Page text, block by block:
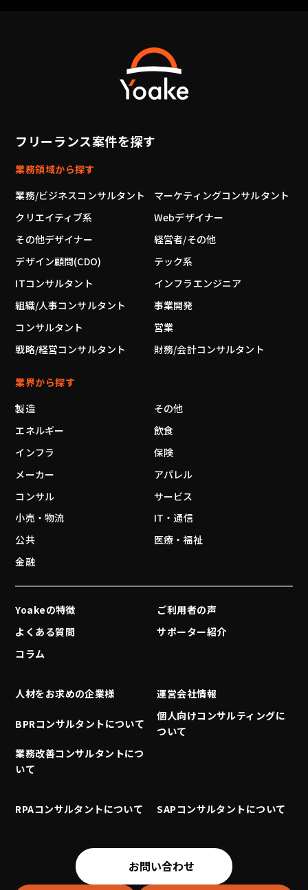
フリーランス案件を探す
業務領域から探す
業務/ビジネスコンサルタント
マーケティングコンサルタント
クリエイティブ系
Webデザイナー
その他デザイナー
経営者/その他
デザイン顧問(CDO)
テック系
ITコンサルタント
インフラエンジニア
組織/人事コンサルタント
事業開発
コンサルタント
営業
戦略/経営コンサルタント
財務/会計コンサルタント
業界から探す
製造
その他
エネルギー
飲食
インフラ
保険
メーカー
アパレル
コンサル
サービス
小売・物流
IT・通信
公共
医療・福祉
金融
Yoakeの特徴
ご利用者の声
よくある質問
サポーター紹介
コラム
人材をお求めの企業様 運営会社情報
BPRコンサルタントについて
個人向けコンサルティングに
ついて
業務改善コンサルタントにつ
いて
RPAコンサルタントについて SAPコンサルタントについて
お問い合わせ